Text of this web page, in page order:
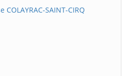
SAINT-CIRQ